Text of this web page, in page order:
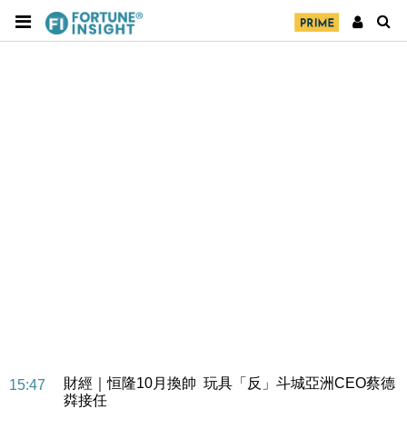
15:47
財經｜恒隆10月換帥 玩具「反」斗城亞洲CEO蔡德
粦接任